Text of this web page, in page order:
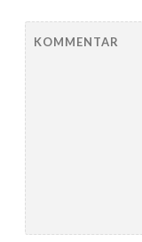
KOMMENTAR